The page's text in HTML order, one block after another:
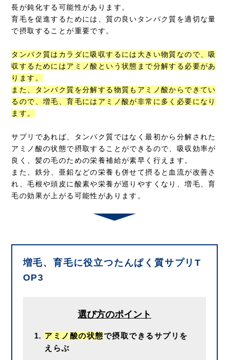
長が鈍化する可能性があります。
育毛を促進するためには、質の良いタンパク質を適切な量
で摂取することが重要です。
タンパク質はカラダに吸収するには大きい物質なので、吸
収するためにはアミノ酸という状態まで分解する必要があ
ります。
また、タンパク質を分解する物質もアミノ酸からできてい
るので、増毛、育毛にはアミノ酸が非常に多く必要になり
ます。
サプリであれば、タンパク質ではなく最初から分解された
アミノ酸の状態で摂取することができるので、吸収効率が
良く、髪の毛のための栄養補給が素早く行えます。
また、鉄分、亜鉛などの栄養も併せて摂ると血流が改善さ
れ、毛根や頭皮に酸素や栄養が巡りやすくなり、増毛、育
毛の効果が上がる可能性があります。
増毛、育毛に役立つたんぱく質サプリT
OP3
選び方のポイント
アミノ酸の状態で摂取できるサプリを
えらぶ